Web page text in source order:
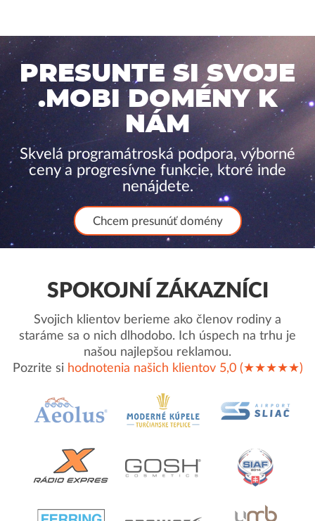
PRESUNTE SI SVOJE
.MOBI DOMÉNY K
NÁM
Skvelá programátroská podpora, výborné
ceny a progresívne funkcie, ktoré inde
nenájdete.
Chcem presunúť domény
SPOKOJNÍ ZÁKAZNÍCI
Svojich klientov berieme ako členov rodiny a
staráme sa o nich dlhodobo. Ich úspech na trhu je
našou najlepšou reklamou.
Pozrite si hodnotenia našich klientov 5,0 (★★★★★)